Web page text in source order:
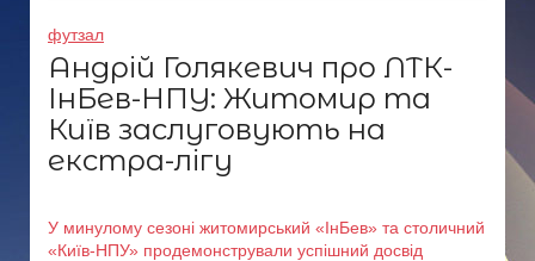
футзал
Андрій Голякевич про ЛТК-
ІнБев-НПУ: Житомир та
Київ заслуговують на
екстра-лігу
У минулому сезоні житомирський «ІнБев» та столичний
«Київ-НПУ» продемонстрували успішний досвід